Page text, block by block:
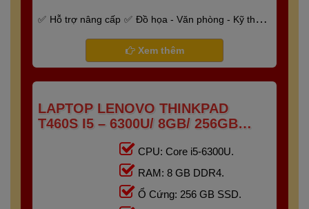
Hỗ trợ nâng cấp
Đồ họa - Văn phòng - Kỹ thuật
Bảo hành 6 tháng
Xem thêm
LAPTOP LENOVO THINKPAD
T460S I5 – 6300U/ 8GB/ 256GB
CPU: Core i5-6300U.
RAM: 8 GB DDR4.
Ổ Cứng: 256 GB SSD.